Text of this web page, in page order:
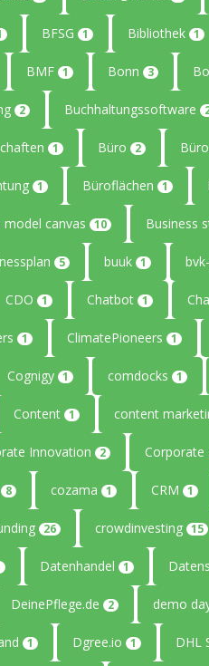
BFSG 1 Bibliothek 1
BMF 1 Bonn 3
2 Buchhaltungssoftware
1 Büro 2
1 Büroflächen 1
model canvas 10 Business
5 buuk 1
CDO 1 Chatbot 1
1 ClimatePioneers 1
Cognigy 1 comdocks 1
Content 1 content
Innovation 2 Corporate
8 cozama 1 CRM 1
26 crowdinvesting 15
Datenhandel 1
DeinePflege.de 2 demo
1 Dgree.io 1 DHL